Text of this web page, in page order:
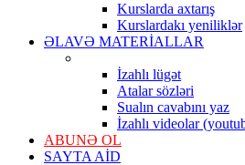
Kurslarda axtarış
Kurslardakı yeniliklər
ƏLAVƏ MATERİALLAR
İzahlı lügət
Atalar sözləri
Sualın cavabını yaz
İzahlı videolar
ABUNƏ OL
SAYTA AİD